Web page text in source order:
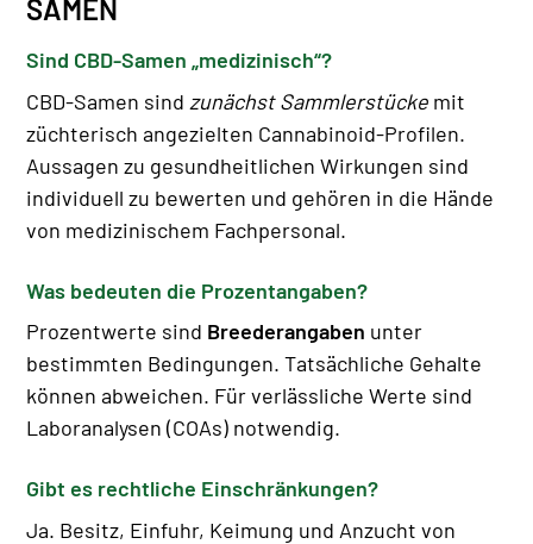
SAMEN
Sind CBD-Samen „medizinisch“?
CBD-Samen sind zunächst Sammlerstücke mit
züchterisch angezielten Cannabinoid-Profilen.
Aussagen zu gesundheitlichen Wirkungen sind
individuell zu bewerten und gehören in die Hände
von medizinischem Fachpersonal.
Was bedeuten die Prozentangaben?
Prozentwerte sind Breederangaben unter
bestimmten Bedingungen. Tatsächliche Gehalte
können abweichen. Für verlässliche Werte sind
Laboranalysen (COAs) notwendig.
Gibt es rechtliche Einschränkungen?
Ja. Besitz, Einfuhr, Keimung und Anzucht von